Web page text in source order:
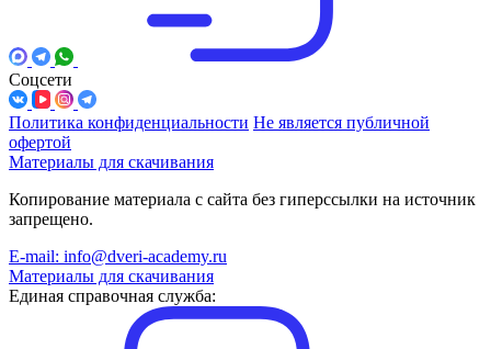
Соцсети
Политика конфиденциальности Не является публичной
офертой
Материалы для скачивания
Копирование материала с сайта без гиперссылки на источник
запрещено.
E-mail: info@dveri-academy.ru
Материалы для скачивания
Единая справочная служба: